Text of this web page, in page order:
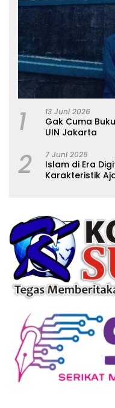
1 13 Juni 2026
Gak Cuma
UIN Jakarta
2 7 Juni 2026
Islam di Era
Karakteristik